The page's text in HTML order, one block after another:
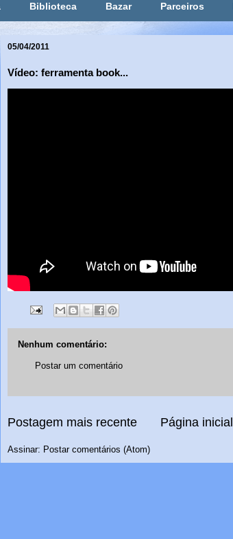
Biblioteca Bazar Parceiros
05/04/2011
Vídeo: ferramenta book...
Nenhum comentário:
Postar um comentário
Postagem mais recente Página inicial
Assinar: Postar comentários (Atom)